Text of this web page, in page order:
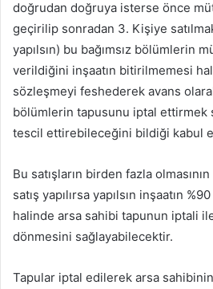
doğrudan doğruya isterse önce
geçirilip sonradan 3. Kişiye
yapılsın) bu bağımsız bölümlerin
verildiğini inşaatın bitirilmemesi
sözleşmeyi feshederek avans
bölümlerin tapusunu iptal ettirmek
tescil ettirebileceğini bildiği kabul
Bu satışların birden fazla
satış yapılırsa yapılsın inşaatın
halinde arsa sahibi tapunun iptali
dönmesini sağlayabilecektir.
Tapular iptal edilerek arsa